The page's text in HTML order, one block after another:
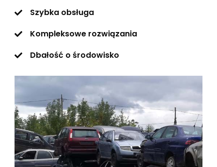
Szybka obsługa
Kompleksowe rozwiązania
Dbałość o środowisko